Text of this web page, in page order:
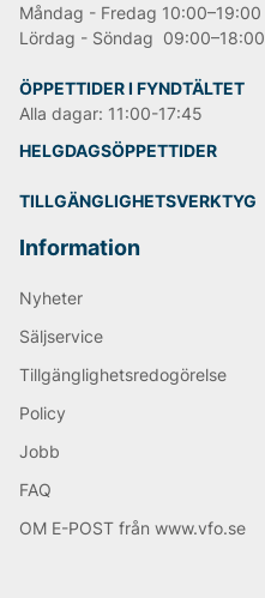
Måndag - Fredag 10:00–19:00
Lördag - Söndag 09:00–18:00
ÖPPETTIDER I FYNDTÄLTET
Alla dagar: 11:00-17:45
HELGDAGSÖPPETTIDER
TILLGÄNGLIGHETSVERKTYG
Information
Nyheter
Säljservice
Tillgänglighetsredogörelse
Policy
Jobb
FAQ
OM E-POST från www.vfo.se